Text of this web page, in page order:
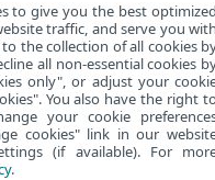
to give you the best
traffic, and serve you
the collection of all cookies
all non-essential cookies
only", or adjust your
You also have the right
your cookie
cookies" link in our
(if available). For
.